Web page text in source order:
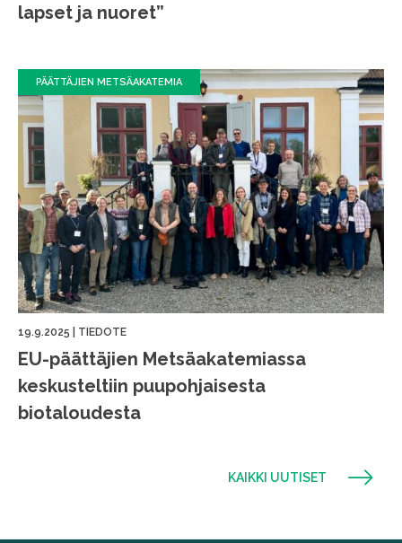
lapset ja nuoret”
PÄÄTTÄJIEN METSÄAKATEMIA
19.9.2025 TIEDOTE
EU-päättäjien Metsäakatemiassa
keskusteltiin puupohjaisesta
biotaloudesta
KAIKKI UUTISET